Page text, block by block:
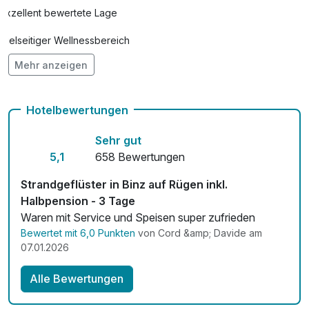
Exzellent bewertete Lage
Vielseitiger Wellnessbereich
Hunde im Hotel nicht erlaubt
Kostenloses W-LAN
Mit Hotelbar
Mehr anzeigen
Hotelbewertungen
5,1
Sehr gut
658 Bewertungen
Strandgeflüster in Binz auf Rügen inkl.
Halbpension - 3 Tage
Waren mit Service und Speisen super zufrieden
Bewertet mit 6,0 Punkten von Cord &amp; Davide am
07.01.2026
Alle Bewertungen